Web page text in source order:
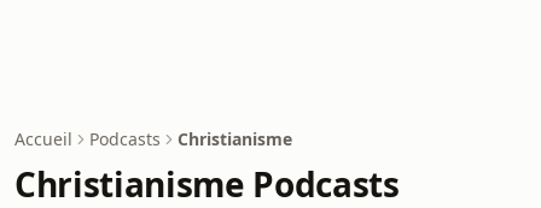
Accueil Podcasts Christianisme
Christianisme Podcasts